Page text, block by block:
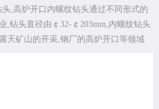
,高炉开口内螺纹钻头通过不同形式的
,钻头直径由￠32-￠203mm,内螺纹钻头
天矿山的开采,钢厂的高炉开口等领域